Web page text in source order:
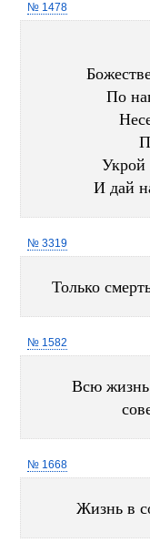
№ 1478
По
Укрой
И дай
№ 3319
Только
№ 1582
Всю жизнь
№ 1668
Жизнь в